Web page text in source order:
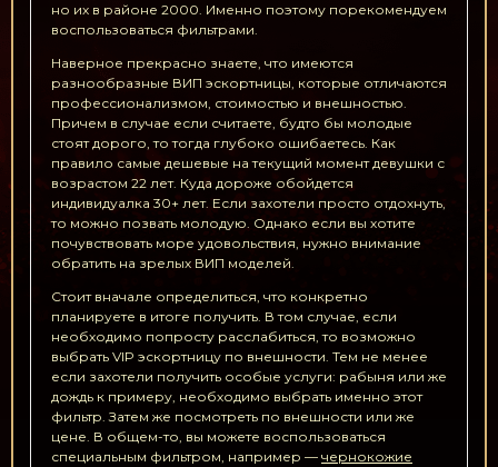
но их в районе 2000. Именно поэтому порекомендуем
воспользоваться фильтрами.
Наверное прекрасно знаете, что имеются
разнообразные ВИП эскортницы, которые отличаются
профессионализмом, стоимостью и внешностью.
Причем в случае если считаете, будто бы молодые
стоят дорого, то тогда глубоко ошибаетесь. Как
правило самые дешевые на текущий момент девушки с
возрастом 22 лет. Куда дороже обойдется
индивидуалка 30+ лет. Если захотели просто отдохнуть,
то можно позвать молодую. Однако если вы хотите
почувствовать море удовольствия, нужно внимание
обратить на зрелых ВИП моделей.
Стоит вначале определиться, что конкретно
планируете в итоге получить. В том случае, если
необходимо попросту расслабиться, то возможно
выбрать VIP эскортницу по внешности. Тем не менее
если захотели получить особые услуги: рабыня или же
дождь к примеру, необходимо выбрать именно этот
фильтр. Затем же посмотреть по внешности или же
цене. В общем-то, вы можете воспользоваться
специальным фильтром, например — чернокожие